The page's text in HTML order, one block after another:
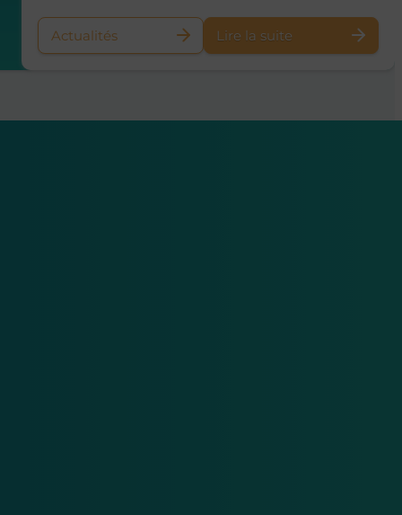
Actualités Lire la suite